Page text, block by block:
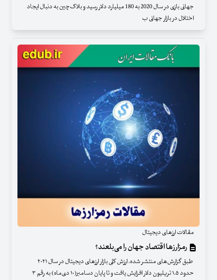
جهانی بازی در سال 2020 به 180 میلیارد دلار رسید و بلاک‌چین به دنبال ایجاد
اختلال در بازار جهانی ب
مقالات ارزهای دیجیتال
رمزارزها اقتصاد جهان را می‌بلعند؟
طبق گزارش‌های منتشر شده، ارزش کلی بازار ارزهای دیجیتال در سال ۲۰۲۱
حدود ۱.۵ تریلیون دلار افزایش یافت و تا پایان دسامبر(۱۰‌ دی‌ماه) به رقم ۳